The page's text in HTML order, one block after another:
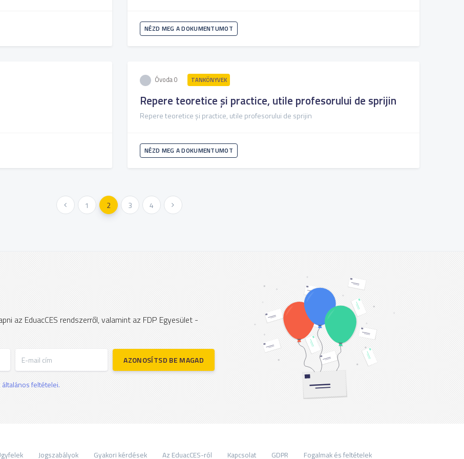
NÉZD MEG A DOKUMENTUMOT
Óvoda 0 TANKÖNYVEK
Repere teoretice și practice, utile profesorului de sprijin
Repere teoretice și practice, utile profesorului de sprijin
NÉZD MEG A DOKUMENTUMOT
« Előző 1 2 3 4 Következő »
az EduacCES rendszerről, valamint az FDP Egyesület -
E-mail cím
AZONOSÍTSD BE MAGAD
általános feltételei.
Jogszabályok Gyakori kérdések Az EduacCES-ról Kapcsolat GDPR Fogalmak és feltételek